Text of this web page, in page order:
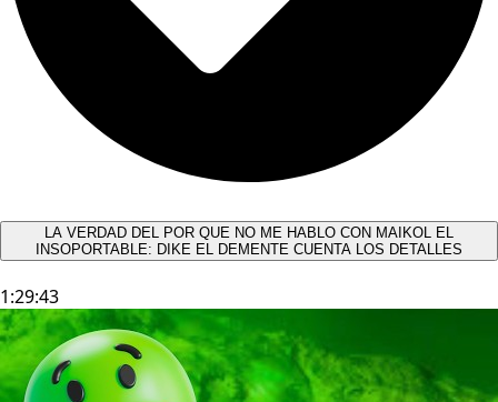
LA VERDAD DEL POR QUE NO ME HABLO CON MAIKOL EL
INSOPORTABLE: DIKE EL DEMENTE CUENTA LOS DETALLES
1:29:43